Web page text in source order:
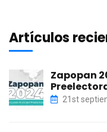
Artículos
Zapopan
21st